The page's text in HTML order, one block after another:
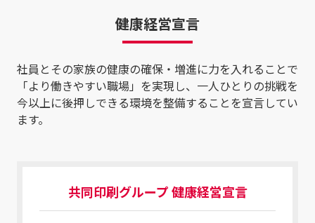
健康経営宣言
社員とその家族の健康の確保・増進に力を入れることで
「より働きやすい職場」を実現し、一人ひとりの挑戦を
今以上に後押しできる環境を整備することを宣言してい
ます。
共同印刷グループ 健康経営宣言